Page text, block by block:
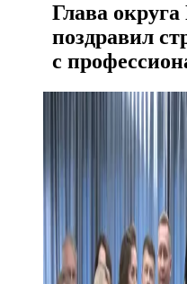
Глава
поздравил
с